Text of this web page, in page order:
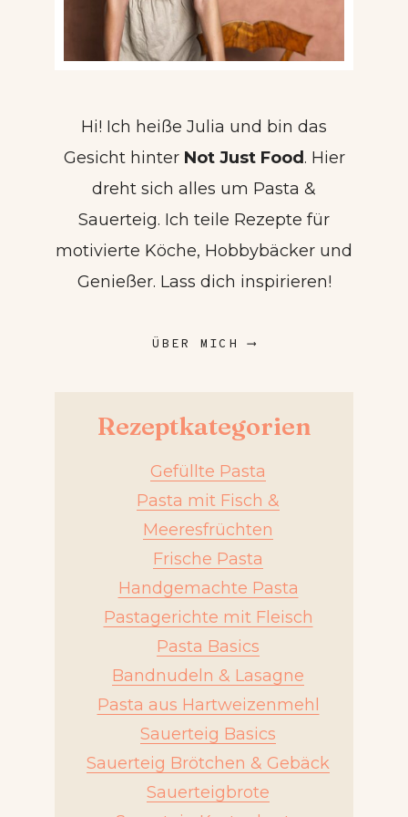
Hi! Ich heiße Julia und bin das
Gesicht hinter Not Just Food. Hier
dreht sich alles um Pasta &
Sauerteig. Ich teile Rezepte für
motivierte Köche, Hobbybäcker und
Genießer. Lass dich inspirieren!
ÜBER MICH ⟶
Rezeptkategorien
Gefüllte Pasta
Pasta mit Fisch &
Meeresfrüchten
Frische Pasta
Handgemachte Pasta
Pastagerichte mit Fleisch
Pasta Basics
Bandnudeln & Lasagne
Pasta aus Hartweizenmehl
Sauerteig Basics
Sauerteig Brötchen & Gebäck
Sauerteigbrote